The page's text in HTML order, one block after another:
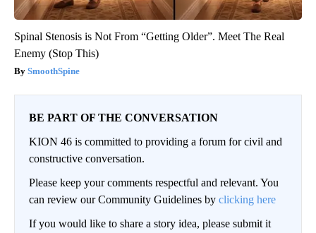
Spinal Stenosis is Not From “Getting Older”. Meet The Real
Enemy (Stop This)
SmoothSpine
BE PART OF THE CONVERSATION
KION 46 is committed to providing a forum for civil and
constructive conversation.
Please keep your comments respectful and relevant. You
can review our Community Guidelines by clicking here
If you would like to share a story idea, please submit it